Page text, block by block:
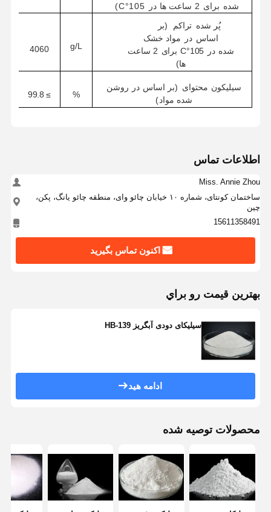
خانه دربارهی ما کارخانه تور
میکروکره های سیلیسی تک پراکنده
میکروکره های سیلیس توخالی
پودر نانو سیلیس
پودر آلومینیوم کروی
شده برای 2 ساعت ها در 105°C)
پُر شده تراکم
(بر
اساس در مواد خشک
شده در 105°C برای 2 ساعت
ها)
g/L
4060
سیلیکون محتوای (بر اساس در
روشن
شده مواد)
%
≥
99.8
اطلاعات تماس
Miss. Annie Zhou
ساختمان کونتای، شماره ۱۰ خیابان چائو وای، منطقه چائو یانگ، پکن،
چین
15611358491
اکنون تماس بگیرید
بهترين قيمت رو براي
سیلیکای دودی آبگریز HB-139
ادامه هید
محصولات توصیه شده